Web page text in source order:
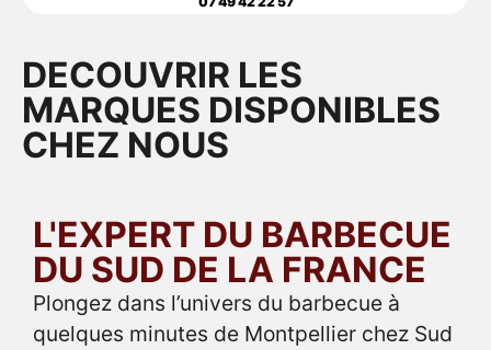
DECOUVRIR LES
MARQUES DISPONIBLES
CHEZ NOUS
L'EXPERT DU BARBECUE
DU SUD DE LA FRANCE
Plongez dans l’univers du barbecue à
quelques minutes de Montpellier chez Sud